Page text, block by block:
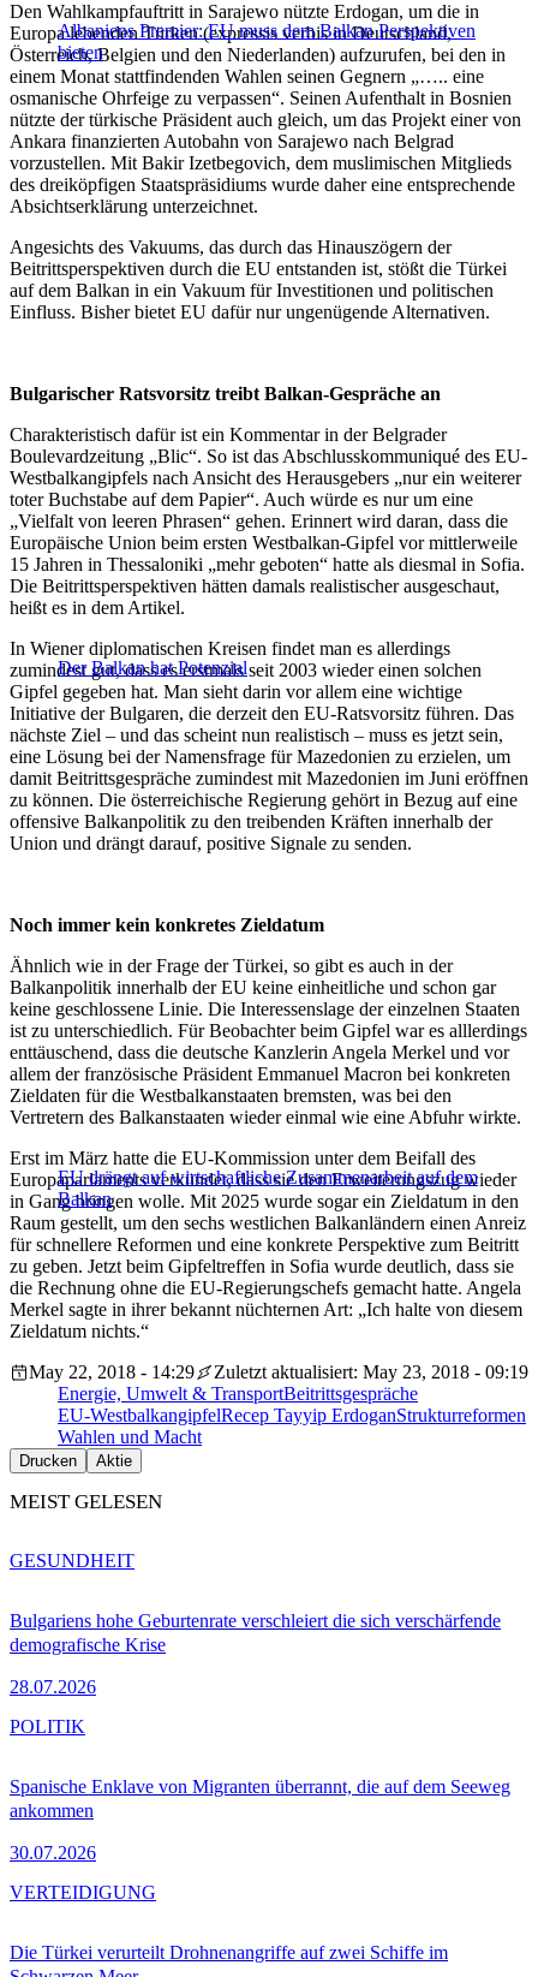
Albaniens Premier: EU muss dem Balkan Perspektiven
bieten
Den Wahlkampfauftritt in Sarajewo nützte Erdogan, um die in
Europa lebenden Türken (expressis verbis in Deutschland,
Österreich, Belgien und den Niederlanden) aufzurufen, bei den in
einem Monat stattfindenden Wahlen seinen Gegnern „….. eine
osmanische Ohrfeige zu verpassen“. Seinen Aufenthalt in Bosnien
nützte der türkische Präsident auch gleich, um das Projekt einer von
Ankara finanzierten Autobahn von Sarajewo nach Belgrad
vorzustellen. Mit Bakir Izetbegovich, dem muslimischen Mitglieds
des dreiköpfigen Staatspräsidiums wurde daher eine entsprechende
Absichtserklärung unterzeichnet.
Angesichts des Vakuums, das durch das Hinauszögern der
Beitrittsperspektiven durch die EU entstanden ist, stößt die Türkei
auf dem Balkan in ein Vakuum für Investitionen und politischen
Einfluss. Bisher bietet EU dafür nur ungenügende Alternativen.
Bulgarischer Ratsvorsitz treibt Balkan-Gespräche an
Charakteristisch dafür ist ein Kommentar in der Belgrader
Boulevardzeitung „Blic“. So ist das Abschlusskommuniqué des EU-
Westbalkangipfels nach Ansicht des Herausgebers „nur ein weiterer
toter Buchstabe auf dem Papier“. Auch würde es nur um eine
„Vielfalt von leeren Phrasen“ gehen. Erinnert wird daran, dass die
Europäische Union beim ersten Westbalkan-Gipfel vor mittlerweile
15 Jahren in Thessaloniki „mehr geboten“ hatte als diesmal in Sofia.
Die Beitrittsperspektiven hätten damals realistischer ausgeschaut,
heißt es in dem Artikel.
Der Balkan hat Potenzial
In Wiener diplomatischen Kreisen findet man es allerdings
zumindest gut, dass es erstmals seit 2003 wieder einen solchen
Gipfel gegeben hat. Man sieht darin vor allem eine wichtige
Initiative der Bulgaren, die derzeit den EU-Ratsvorsitz führen. Das
nächste Ziel – und das scheint nun realistisch – muss es jetzt sein,
eine Lösung bei der Namensfrage für Mazedonien zu erzielen, um
damit Beitrittsgespräche zumindest mit Mazedonien im Juni eröffnen
zu können. Die österreichische Regierung gehört in Bezug auf eine
offensive Balkanpolitik zu den treibenden Kräften innerhalb der
Union und drängt darauf, positive Signale zu senden.
Noch immer kein konkretes Zieldatum
Ähnlich wie in der Frage der Türkei, so gibt es auch in der
Balkanpolitik innerhalb der EU keine einheitliche und schon gar
keine geschlossene Linie. Die Interessenslage der einzelnen Staaten
ist zu unterschiedlich. Für Beobachter beim Gipfel war es alllerdings
enttäuschend, dass die deutsche Kanzlerin Angela Merkel und vor
allem der französische Präsident Emmanuel Macron bei konkreten
Zieldaten für die Westbalkanstaaten bremsten, was bei den
Vertretern des Balkanstaaten wieder einmal wie eine Abfuhr wirkte.
EU drängt auf wirtschaftliche Zusammenarbeit auf dem
Balkan
Erst im März hatte die EU-Kommission unter dem Beifall des
Europaparlaments verkündet, dass sie den Erweiterungszug wieder
in Gang bringen wolle. Mit 2025 wurde sogar ein Zieldatum in den
Raum gestellt, um den sechs westlichen Balkanländern einen Anreiz
für schnellere Reformen und eine konkrete Perspektive zum Beitritt
zu geben. Jetzt beim Gipfeltreffen in Sofia wurde deutlich, dass sie
die Rechnung ohne die EU-Regierungschefs gemacht hatte. Angela
Merkel sagte in ihrer bekannt nüchternen Art: „Ich halte von diesem
Zieldatum nichts.“
May 22, 2018 - 14:29
Zuletzt aktualisiert: May 23, 2018 - 09:19
Energie, Umwelt & TransportBeitrittsgespräche
EU-WestbalkangipfelRecep Tayyip ErdoganStrukturreformen
Wahlen und Macht
Drucken Aktie
MEIST GELESEN
Bulgariens hohe Geburtenrate verschleiert die sich verschärfende
demografische Krise
28.07.2026
GESUNDHEIT
Spanische Enklave von Migranten überrannt, die auf dem Seeweg
ankommen
30.07.2026
POLITIK
Die Türkei verurteilt Drohnenangriffe auf zwei Schiffe im
VERTEIDIGUNG